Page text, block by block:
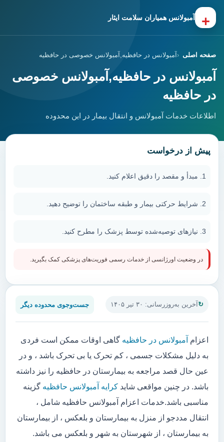
+ آمبولانس همیاران سلامت ایثار
صفحه اصلی آمبولانس در حافظیه,آمبولانس خصوصی در حافظیه
آمبولانس در حافظیه,آمبولانس خصوصی
در حافظیه
اطلاعات خدمات آمبولانس و انتقال بیمار در این محدوده
آخرین به‌روزرسانی: ۳۰ تیر ۱۴۰۵ جست‌وجوی محدوده دیگر
اعزام آمبولانس در حافظیه گاهی اوقات ممکن است فردی
به دلیل مشکلات جسمی ، کم تحرک یا بی تحرک باشد ، و در
عین حال قصد مراجعه به بیمارستان در حافظیه را نیز داشته
باشد. در چنین مواقعی شاید کرایه آمبولانس حافظیه گزینه
مناسبی باشد.خدمات اعزام آمبولانس حافظیه شامل ،
انتقال مددجو از منزل به بیمارستان و بلعکس ، از بیمارستان
به بیمارستان ، از شهرستان به شهر و بلعکس می باشد.
پیش از درخواست
مبدأ و مقصد را دقیق اعلام کنید.
شرایط حرکتی بیمار و طبقه ساختمان را توضیح دهید.
نیازهای توصیه‌شده توسط پزشک را مطرح کنید.
در وضعیت اورژانسی از خدمات رسمی فوریت‌های پزشکی کمک بگیرید.